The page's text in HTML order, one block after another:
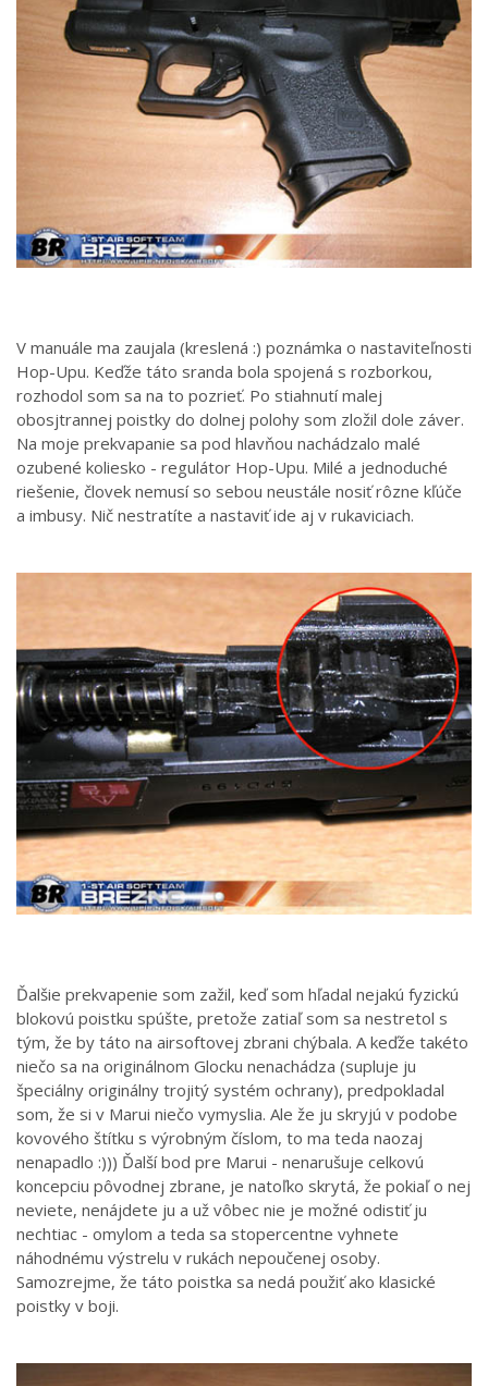
V manuále ma zaujala (kreslená :) poznámka o nastaviteľnosti
Hop-Upu. Keďže táto sranda bola spojená s rozborkou,
rozhodol som sa na to pozrieť. Po stiahnutí malej
obosjtrannej poistky do dolnej polohy som zložil dole záver.
Na moje prekvapanie sa pod hlavňou nachádzalo malé
ozubené koliesko - regulátor Hop-Upu. Milé a jednoduché
riešenie, človek nemusí so sebou neustále nosiť rôzne kľúče
a imbusy. Nič nestratíte a nastaviť ide aj v rukaviciach.
Ďalšie prekvapenie som zažil, keď som hľadal nejakú fyzickú
blokovú poistku spúšte, pretože zatiaľ som sa nestretol s
tým, že by táto na airsoftovej zbrani chýbala. A keďže takéto
niečo sa na originálnom Glocku nenachádza (supluje ju
špeciálny originálny trojitý systém ochrany), predpokladal
som, že si v Marui niečo vymyslia. Ale že ju skryjú v podobe
kovového štítku s výrobným číslom, to ma teda naozaj
nenapadlo :))) Ďalší bod pre Marui - nenarušuje celkovú
koncepciu pôvodnej zbrane, je natoľko skrytá, že pokiaľ o nej
neviete, nenájdete ju a už vôbec nie je možné odistiť ju
nechtiac - omylom a teda sa stopercentne vyhnete
náhodnému výstrelu v rukách nepoučenej osoby.
Samozrejme, že táto poistka sa nedá použiť ako klasické
poistky v boji.